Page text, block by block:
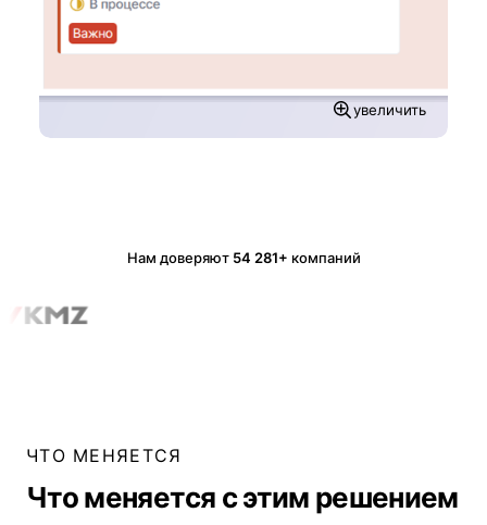
увеличить
Нам доверяют 54 281+ компаний
ЧТО МЕНЯЕТСЯ
Что меняется с этим решением